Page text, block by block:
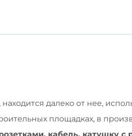
далеко от нее,
площадках, в